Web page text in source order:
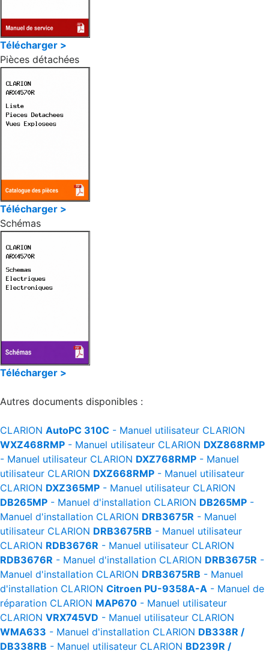
Télécharger >
Pièces détachées
Télécharger >
Schémas
Télécharger >
Autres documents disponibles :
CLARION AutoPC 310C - Manuel utilisateur CLARION
WXZ468RMP - Manuel utilisateur CLARION DXZ868RMP
- Manuel utilisateur CLARION DXZ768RMP - Manuel
utilisateur CLARION DXZ668RMP - Manuel utilisateur
CLARION DXZ365MP - Manuel utilisateur CLARION
DB265MP - Manuel d'installation CLARION DB265MP -
Manuel d'installation CLARION DRB3675R - Manuel
utilisateur CLARION DRB3675RB - Manuel utilisateur
CLARION RDB3676R - Manuel utilisateur CLARION
RDB3676R - Manuel d'installation CLARION DRB3675R -
Manuel d'installation CLARION DRB3675RB - Manuel
d'installation CLARION Citroen PU-9358A-A - Manuel de
réparation CLARION MAP670 - Manuel utilisateur
CLARION VRX745VD - Manuel utilisateur CLARION
WMA633 - Manuel d'installation CLARION DB338R /
DB338RB - Manuel utilisateur CLARION BD239R /